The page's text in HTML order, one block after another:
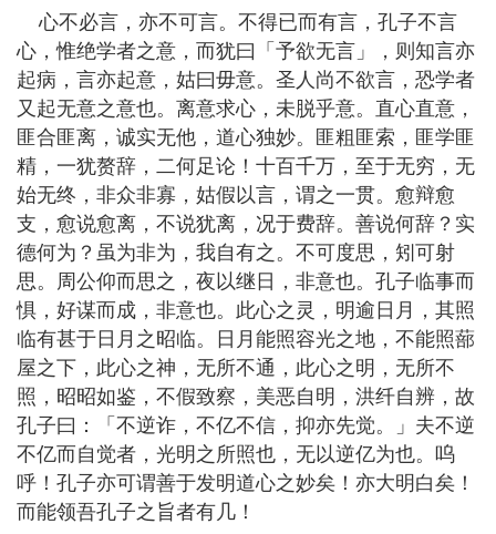
心不必言，亦不可言。不得已而有言，孔子不言
心，惟绝学者之意，而犹曰「予欲无言」，则知言亦
起病，言亦起意，姑曰毋意。圣人尚不欲言，恐学者
又起无意之意也。离意求心，未脱乎意。直心直意，
匪合匪离，诚实无他，道心独妙。匪粗匪索，匪学匪
精，一犹赘辞，二何足论！十百千万，至于无穷，无
始无终，非众非寡，姑假以言，谓之一贯。愈辩愈
支，愈说愈离，不说犹离，况于费辞。善说何辞？实
德何为？虽为非为，我自有之。不可度思，矧可射
思。周公仰而思之，夜以继日，非意也。孔子临事而
惧，好谋而成，非意也。此心之灵，明逾日月，其照
临有甚于日月之昭临。日月能照容光之地，不能照蔀
屋之下，此心之神，无所不通，此心之明，无所不
照，昭昭如鉴，不假致察，美恶自明，洪纤自辨，故
孔子曰：「不逆诈，不亿不信，抑亦先觉。」夫不逆
不亿而自觉者，光明之所照也，无以逆亿为也。呜
呼！孔子亦可谓善于发明道心之妙矣！亦大明白矣！
而能领吾孔子之旨者有几！